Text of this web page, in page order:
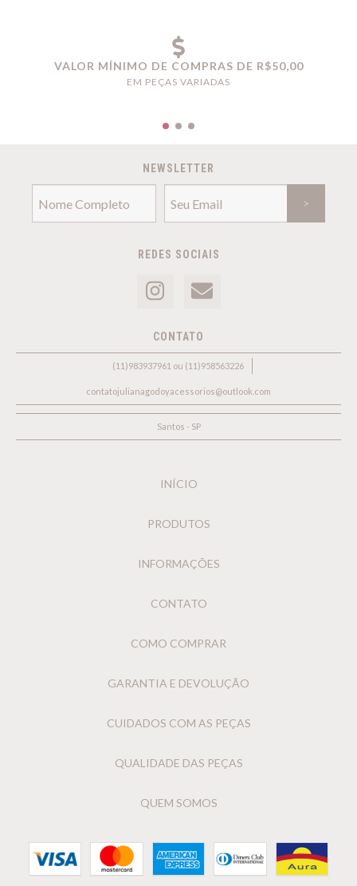
VALOR MÍNIMO DE COMPRAS DE R$50,00
EM PEÇAS VARIADAS
NEWSLETTER
REDES SOCIAIS
CONTATO
(11)983937961 ou (11)958563226
contatojulianagodoyacessorios@outlook.com
Santos - SP
INÍCIO
PRODUTOS
INFORMAÇÕES
CONTATO
COMO COMPRAR
GARANTIA E DEVOLUÇÃO
CUIDADOS COM AS PEÇAS
QUALIDADE DAS PEÇAS
QUEM SOMOS